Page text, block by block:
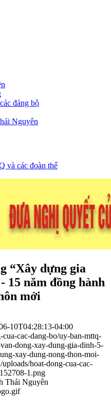
đảng bộ
Nguyên
và các đoàn thể
“Xây dựng gia
15 năm đồng hành
mới
10T04:28:13-04:00
cac-dang-bo/uy-ban-mttq-
dong-xay-dung-gia-dinh-5-
xay-dung-nong-thon-moi-
hoat-dong-cua-cac-
1.png
Thái Nguyên